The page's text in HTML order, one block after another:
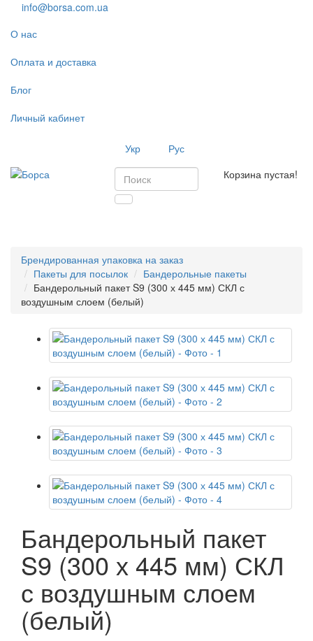
info@borsa.com.ua
О нас
Оплата и доставка
Блог
Личный кабинет
Укр
Рус
Корзина пустая!
Брендированная упаковка на заказ
Пакеты для посылок
Бандерольные пакеты
Бандерольный пакет S9 (300 х 445 мм) СКЛ с
воздушным слоем (белый)
Бандерольный пакет
S9 (300 х 445 мм) СКЛ
с воздушным слоем
(белый)